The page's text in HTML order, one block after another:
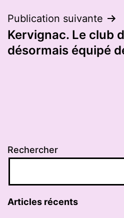
Publication suivante
Kervignac. Le club
désormais équipé
Rechercher
Articles récents